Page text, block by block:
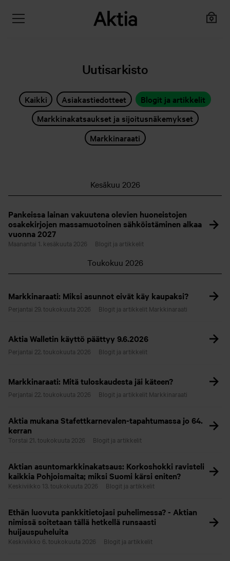
Uutisarkisto
Kaikki Asiakastiedotteet
Blogit ja artikkelit
Markkinakatsaukset ja sijoitusnäkemykset
Markkinaraati
Kesäkuu 2026
Pankeissa lainan vakuutena olevien huoneistojen
osakekirjojen massamuotoinen sähköistäminen alkaa
vuonna 2027
Maanantai 1. kesäkuuta 2026 Blogit ja artikkelit
Toukokuu 2026
Markkinaraati: Miksi asunnot eivät käy kaupaksi?
Perjantai 29. toukokuuta 2026 Blogit ja artikkelit Markkinaraati
Aktia Walletin käyttö päättyy 9.6.2026
Perjantai 22. toukokuuta 2026 Blogit ja artikkelit
Markkinaraati: Mitä tuloskaudesta jäi käteen?
Perjantai 22. toukokuuta 2026 Blogit ja artikkelit Markkinaraati
Aktia mukana Stafettkarnevalen-tapahtumassa jo 64.
kerran
Torstai 21. toukokuuta 2026 Blogit ja artikkelit
Aktian asuntomarkkinakatsaus: Korkoshokki ravisteli
kaikkia Pohjoismaita; miksi Suomi kärsi eniten?
Keskiviikko 13. toukokuuta 2026 Blogit ja artikkelit
Ethän luovuta pankkitietojasi puhelimessa? - Aktian
nimissä soitetaan tällä hetkellä runsaasti
huijauspuheluita
Keskiviikko 6. toukokuuta 2026 Blogit ja artikkelit